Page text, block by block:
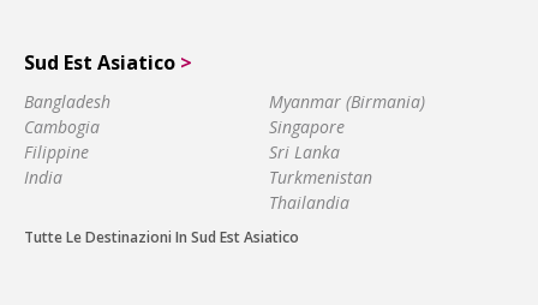
Sud Est Asiatico >
Bangladesh
Cambogia
Filippine
India
Myanmar (Birmania)
Singapore
Sri Lanka
Turkmenistan
Thailandia
Tutte Le Destinazioni In Sud Est Asiatico